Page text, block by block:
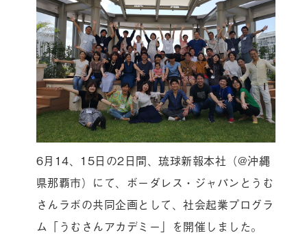
6月14、15日の2日間、琉球新報本社（@沖縄
県那覇市）にて、ボーダレス・ジャパンとうむ
さんラボの共同企画として、社会起業プログラ
ム「うむさんアカデミー」を開催しました。